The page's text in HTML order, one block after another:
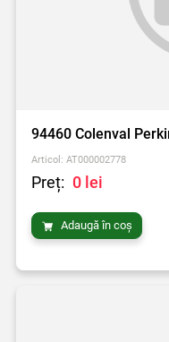
94460 Colenval
Articol: AT000002778
Preț: 0 lei
Adaugă în coș